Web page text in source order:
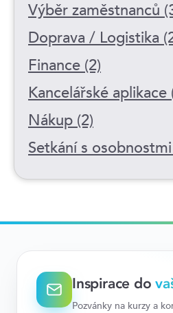
Výběr zaměstnanců
Doprava / Logistika
Finance (2)
Kancelářské aplikace
Nákup (2)
Setkání s osobnostmi
Inspirace do
Pozvánky na kurzy a